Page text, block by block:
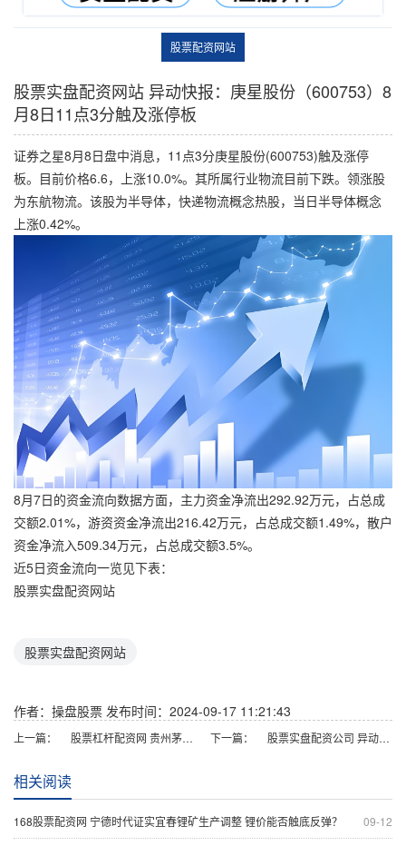
股票配资网站
股票实盘配资网站 异动快报：庚星股份（600753）8
月8日11点3分触及涨停板
证券之星8月8日盘中消息，11点3分庚星股份(600753)触及涨停
板。目前价格6.6，上涨10.0%。其所属行业物流目前下跌。领涨股
为东航物流。该股为半导体，快递物流概念热股，当日半导体概念
上涨0.42%。
8月7日的资金流向数据方面，主力资金净流出292.92万元，占总成
交额2.01%，游资资金净流出216.42万元，占总成交额1.49%，散户
资金净流入509.34万元，占总成交额3.5%。
近5日资金流向一览见下表：
股票实盘配资网站
股票实盘配资网站
作者：操盘股票 发布时间：2024-09-17 11:21:43
上一篇： 股票杠杆配资网 贵州茅台中报披露在即，食品饮料ETF（515170）涨2.64% 下一篇： 股票实盘配资公司 异动快报：天风证券（601162）8月8日11点8分触及涨停板
相关阅读
09-12
168股票配资网 宁德时代证实宜春锂矿生产调整 锂价能否触底反弹？